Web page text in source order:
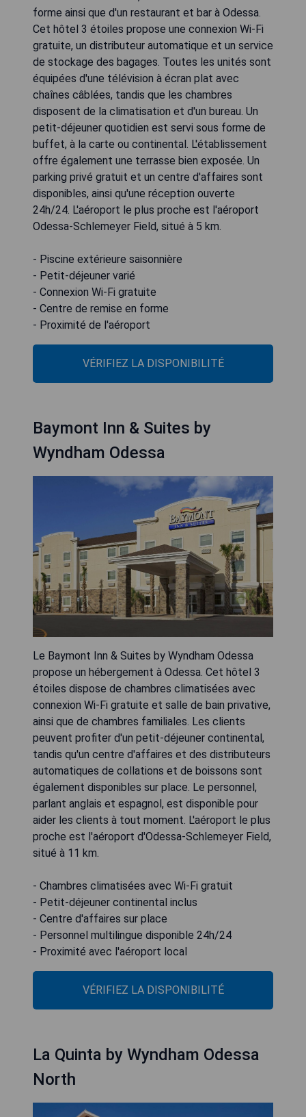
forme ainsi que d'un restaurant et bar à Odessa.
Cet hôtel 3 étoiles propose une connexion Wi-Fi
gratuite, un distributeur automatique et un service
de stockage des bagages. Toutes les unités sont
équipées d'une télévision à écran plat avec
chaînes câblées, tandis que les chambres
disposent de la climatisation et d'un bureau. Un
petit-déjeuner quotidien est servi sous forme de
buffet, à la carte ou continental. L'établissement
offre également une terrasse bien exposée. Un
parking privé gratuit et un centre d'affaires sont
disponibles, ainsi qu'une réception ouverte
24h/24. L'aéroport le plus proche est l'aéroport
Odessa-Schlemeyer Field, situé à 5 km.
- Piscine extérieure saisonnière
- Petit-déjeuner varié
- Connexion Wi-Fi gratuite
- Centre de remise en forme
- Proximité de l'aéroport
VÉRIFIEZ LA DISPONIBILITÉ
Baymont Inn & Suites by
Wyndham Odessa
Le Baymont Inn & Suites by Wyndham Odessa
propose un hébergement à Odessa. Cet hôtel 3
étoiles dispose de chambres climatisées avec
connexion Wi-Fi gratuite et salle de bain privative,
ainsi que de chambres familiales. Les clients
peuvent profiter d'un petit-déjeuner continental,
tandis qu'un centre d'affaires et des distributeurs
automatiques de collations et de boissons sont
également disponibles sur place. Le personnel,
parlant anglais et espagnol, est disponible pour
aider les clients à tout moment. L'aéroport le plus
proche est l'aéroport d'Odessa-Schlemeyer Field,
situé à 11 km.
- Chambres climatisées avec Wi-Fi gratuit
- Petit-déjeuner continental inclus
- Centre d'affaires sur place
- Personnel multilingue disponible 24h/24
- Proximité avec l'aéroport local
VÉRIFIEZ LA DISPONIBILITÉ
La Quinta by Wyndham Odessa
North